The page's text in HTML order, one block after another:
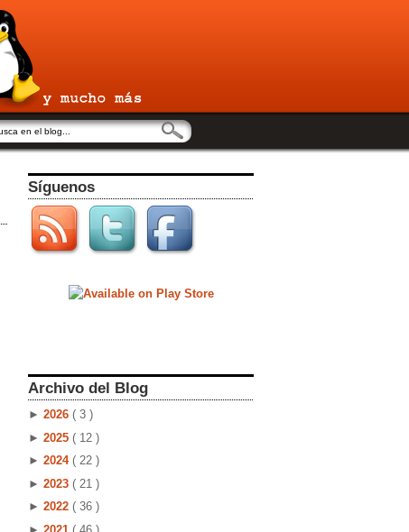
Síguenos
Archivo del Blog
► 2026 ( 3 )
► 2025 ( 12 )
► 2024 ( 22 )
► 2023 ( 21 )
► 2022 ( 36 )